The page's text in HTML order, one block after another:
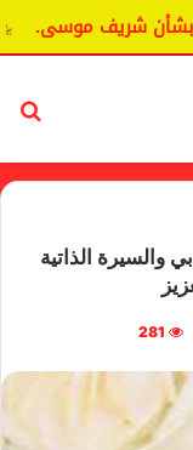
شريف موسى.
والسيرة الذاتية
281